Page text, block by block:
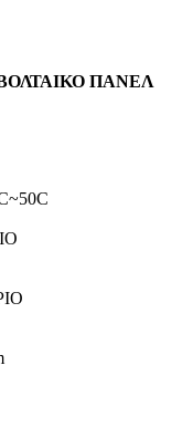
ΠΑΝΕΛ